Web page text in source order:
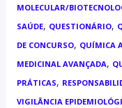
MOLECULAR/
SAÚDE, QUESTIONÁRIO,
DE CONCURSO, QUÍMICA
MEDICINAL AVANÇADA,
PRÁTICAS,
VIGILÂNCIA